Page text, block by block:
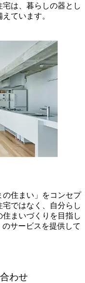
は、暮らしの器とし
ています。
の住まい」をコンセプ
宅ではなく、自分らし
まいづくりを目指し
サービスを提供して
わせ